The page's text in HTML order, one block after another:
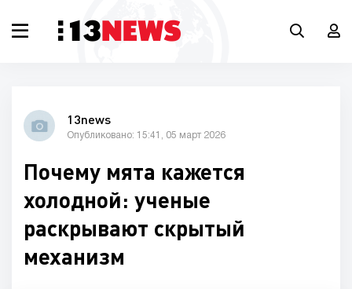
13news
Опубликовано: 15:41, 05 март 2026
Почему мята кажется
холодной: ученые
раскрывают скрытый
механизм